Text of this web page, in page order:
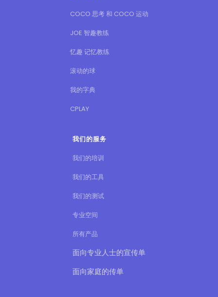
COCO 思考 和 COCO 运动
JOE 智趣教练
忆趣 记忆教练
滚动的球
我的字典
CPLAY
我们的服务
我们的培训
我们的工具
我们的测试
专业空间
所有产品
面向专业人士的宣传单
面向家庭的传单